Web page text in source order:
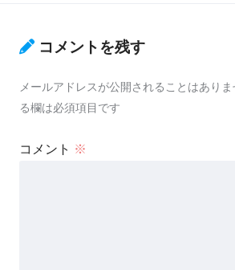
コメントを残す
メールアドレスが公開されることはありま
る欄は必須項目です
コメント ※